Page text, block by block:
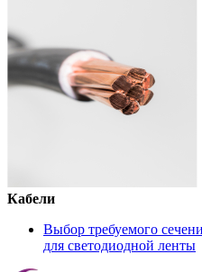
Кабели
Выбор требуемого
для светодиодной ленты